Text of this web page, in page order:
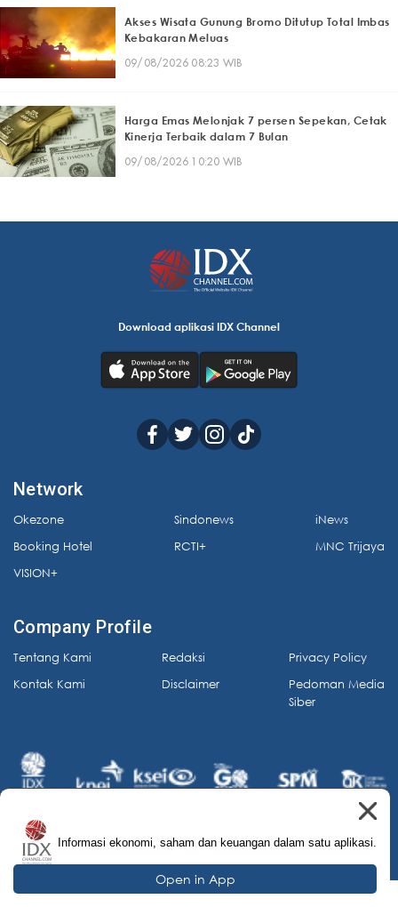
Akses Wisata Gunung Bromo Ditutup Total Imbas
Kebakaran Meluas
09/08/2026 08:23 WIB
Harga Emas Melonjak 7 persen Sepekan, Cetak
Kinerja Terbaik dalam 7 Bulan
09/08/2026 10:20 WIB
Download aplikasi IDX Channel
Network
Okezone
Booking Hotel
VISION+
Sindonews
RCTI+
iNews
MNC Trijaya
Company Profile
Tentang Kami
Kontak Kami
Redaksi
Disclaimer
Privacy Policy
Pedoman Media
Siber
© 2026 IDX Channel. All Rights Reserved.
Informasi ekonomi, saham dan keuangan dalam satu aplikasi.
Open in App